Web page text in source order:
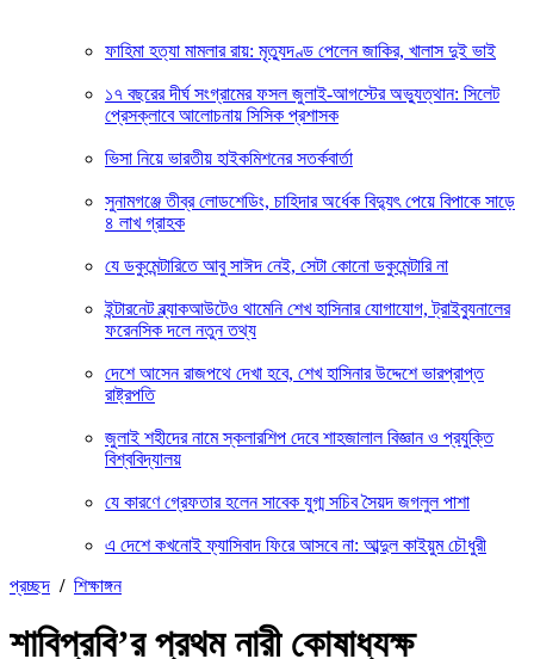
ফাহিমা হত্যা মামলার রায়: মৃত্যুদণ্ড পেলেন জাকির, খালাস দুই ভাই
১৭ বছরের দীর্ঘ সংগ্রামের ফসল জুলাই-আগস্টের অভ্যুত্থান: সিলেট
প্রেসক্লাবে আলোচনায় সিসিক প্রশাসক
ভিসা নিয়ে ভারতীয় হাইকমিশনের সতর্কবার্তা
সুনামগঞ্জে তীব্র লোডশেডিং, চাহিদার অর্ধেক বিদ্যুৎ পেয়ে বিপাকে সাড়ে
৪ লাখ গ্রাহক
যে ডকুমেন্টারিতে আবু সাঈদ নেই, সেটা কোনো ডকুমেন্টারি না
ইন্টারনেট ব্ল্যাকআউটেও থামেনি শেখ হাসিনার যোগাযোগ, ট্রাইব্যুনালের
ফরেনসিক দলে নতুন তথ্য
দেশে আসেন রাজপথে দেখা হবে, শেখ হাসিনার উদ্দেশে ভারপ্রাপ্ত
রাষ্ট্রপতি
জুলাই শহীদের নামে স্কলারশিপ দেবে শাহজালাল বিজ্ঞান ও প্রযুক্তি
বিশ্ববিদ্যালয়
যে কারণে গ্রেফতার হলেন সাবেক যুগ্ম সচিব সৈয়দ জগলুল পাশা
এ দেশে কখনোই ফ্যাসিবাদ ফিরে আসবে না: আব্দুল কাইয়ুম চৌধুরী
প্রচ্ছদ / শিক্ষাঙ্গন
শাবিপ্রবি’র প্রথম নারী কোষাধ্যক্ষ